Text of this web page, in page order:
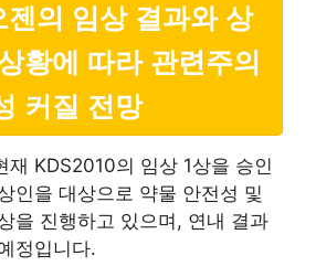
젠의 임상 결과와 상
황에 따라 관련주의
커질 전망
재 KDS2010의 임상 1상을 승인
인을 대상으로 약물 안전성 및
을 진행하고 있으며, 연내 결과
정입니다.